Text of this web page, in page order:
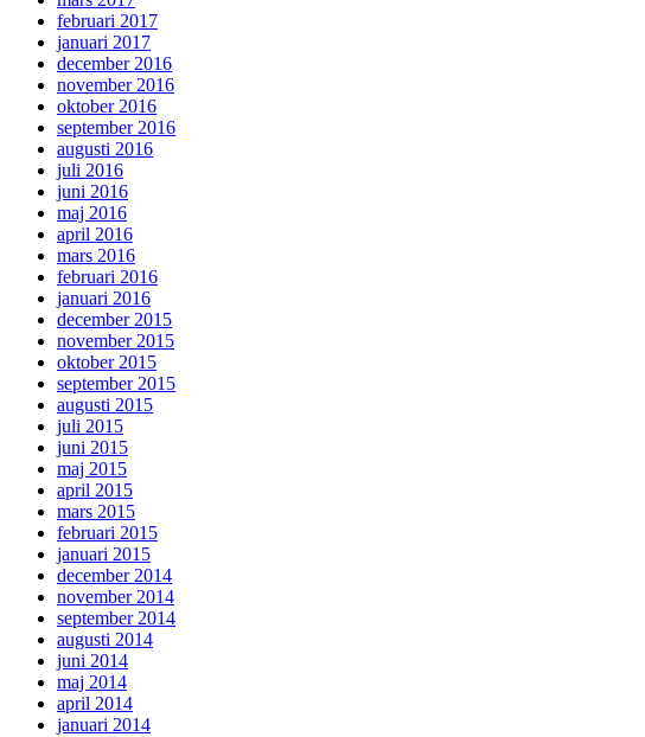
februari 2017
januari 2017
december 2016
november 2016
oktober 2016
september 2016
augusti 2016
juli 2016
juni 2016
maj 2016
april 2016
mars 2016
februari 2016
januari 2016
december 2015
november 2015
oktober 2015
september 2015
augusti 2015
juli 2015
juni 2015
maj 2015
april 2015
mars 2015
februari 2015
januari 2015
december 2014
november 2014
september 2014
augusti 2014
juni 2014
maj 2014
april 2014
januari 2014